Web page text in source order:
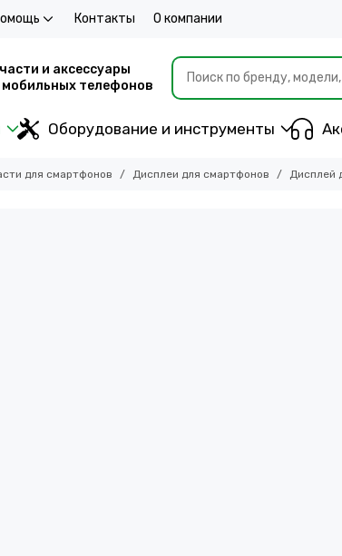
Контакты О компании
и аксессуары
мобильных телефонов
Оборудование и инструменты
для смартфонов Дисплеи для смартфонов Дисплей